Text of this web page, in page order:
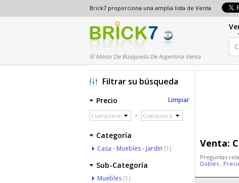
Brick7 proporciona una amplia lista de Venta
El Motor De Búsqueda De Argentina Venta
Venta:
Preguntas
Dobles ,
Filtrar su búsqueda
Precio Limpiar
Cualquiera - Cualquiera
Categoría
Casa - Muebles - Jardín (1)
Sub-Categoría
Muebles (1)